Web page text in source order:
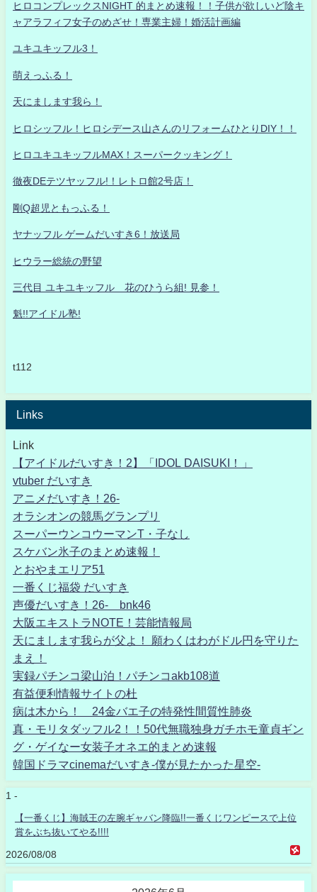
ヒロコンプレックスNIGHT 的まとめ速報！！子供が欲しいど陰キ
ャアラフィフ女子のめざせ！専業主婦！婚活計画編
ユキユキッフル3！
萌えっふる！
天にまします我ら！
ヒロシッフル！ヒロシデース山さんのリフォームひとりDIY！！
ヒロユキユキッフルMAX！スーパークッキング！
徹夜DEテツヤッフル!！レトロ館2号店！
剛Q超児ともっふる！
ヤナッフル ゲームだいすき6！放送局
ヒウラー総統の野望
三代目 ユキユキッフル 花のひうら組! 見参！
魁!!アイドル塾!
t112
Links
Link
【アイドルだいすき！2】「IDOL DAISUKI！」
vtuber だいすき
アニメだいすき！26-
オラシオンの競馬グランプリ
スーパーウンコウーマンT・子なし
スケバン氷子のまとめ速報！
とおやまエリア51
一番くじ福袋 だいすき
声優だいすき！26- bnk46
大阪エキストラNOTE！芸能情報局
天にまします我らが父よ！ 願わくはわがドル円を守りた
まえ！
実録パチンコ梁山泊！パチンコakb108道
有益便利情報サイトの杜
病は木から！ 24金バエ子の特発性間質性肺炎
真・モリタダッフル2！！50代無職独身ガチホモ童貞ギン
グ・ゲイなー女装子オネエ的まとめ速報
韓国ドラマcinemaだいすき-僕が見たかった星空-
1 -
【一番くじ】海賊王の左腕ギャバン降臨!!一番くじワンピースで上位
賞をぶち抜いてやる!!!!
2026/08/08